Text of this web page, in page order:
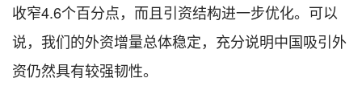
收窄4.6个百分点，而且引资结构进一步优化。可以
说，我们的外资增量总体稳定，充分说明中国吸引外
资仍然具有较强韧性。